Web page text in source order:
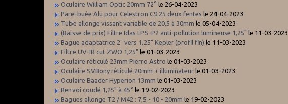
Oculaire William Optic 20mm 72° le 26-04-2023
Pare-buée Alu pour Celestron C9.25 deux fentes le 24-04-2023
Tube allonge vissant variable de 20,5 à 30mm le 05-04-2023
(Baisse de prix) Filtre Idas LPS-P2 anti-pollution lumineuse 1,25" le 11-03-2023
Bague adaptatrice 2" vers 1,25" Kepler (profil fin) le 11-03-2023
Filtre UV-IR cut ZWO 1,25" le 01-03-2023
Oculaire réticulé 23mm Pierro Astro le 01-03-2023
Oculaire SVBony réticulé 20mm + illuminateur le 01-03-2023
Oculaire Baader Hyperion 13mm le 01-03-2023
Renvoi coudé 1,25" à 45° le 19-02-2023
Bagues allonge T2 / M42 : 7,5 - 10 - 20mm le 19-02-2023